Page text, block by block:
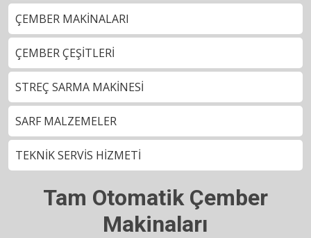
ÇEMBER MAKİNALARI
ÇEMBER ÇEŞİTLERİ
STREÇ SARMA MAKİNESİ
SARF MALZEMELER
TEKNİK SERVİS HİZMETİ
Tam Otomatik Çember
Makinaları